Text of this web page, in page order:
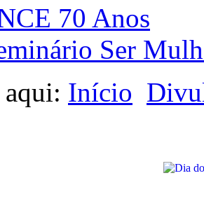
70 Anos
Ser
aqui: Início